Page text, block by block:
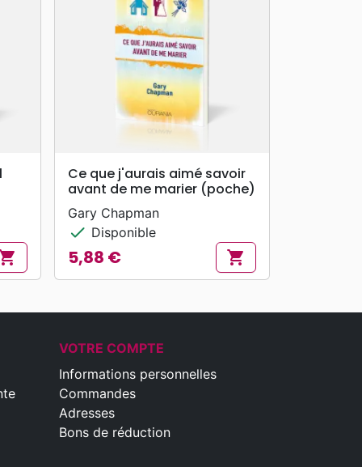
search APERÇU RAPIDE
Ce que j'aurais aimé savoir
avant de me marier (poche)
Gary Chapman
check Disponible
Prix
5,88 € shopping_cart
VOTRE COMPTE
Informations personnelles
Commandes
Adresses
Bons de réduction